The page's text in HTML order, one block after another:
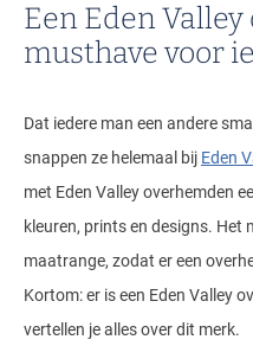
Een Eden
musthave voor
Dat iedere man een andere
snappen ze helemaal bij Eden
met Eden Valley overhemden
kleuren, prints en designs. Het
maatrange, zodat er een
Kortom: er is een Eden Valley
vertellen je alles over dit merk.